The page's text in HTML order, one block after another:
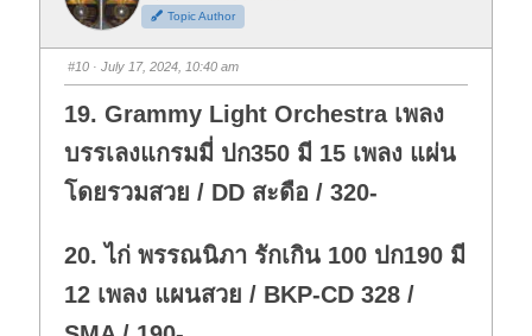
h
u
m
d
o
n
.
h
u
m
u
p
Topic Author
#10 · July 17, 2024, 10:40 am
19. Grammy Light Orchestra เพลง
บรรเลงแกรมมี่ ปก350 มี 15 เพลง แผ่น
โดยรวมสวย / DD สะดือ / 320-
20. ไก่ พรรณนิภา รักเกิน 100 ปก190 มี
12 เพลง แผนสวย / BKP-CD 328 /